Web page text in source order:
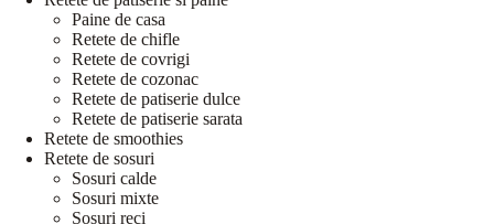
Paine de casa
Retete de chifle
Retete de covrigi
Retete de cozonac
Retete de patiserie dulce
Retete de patiserie sarata
Retete de smoothies
Retete de sosuri
Sosuri calde
Sosuri mixte
Sosuri reci